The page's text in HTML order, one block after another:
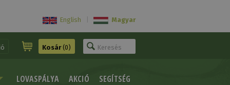
English Magyar
Kosár(0)
LOVASPÁLYA AKCIÓ SEGÍTSÉG